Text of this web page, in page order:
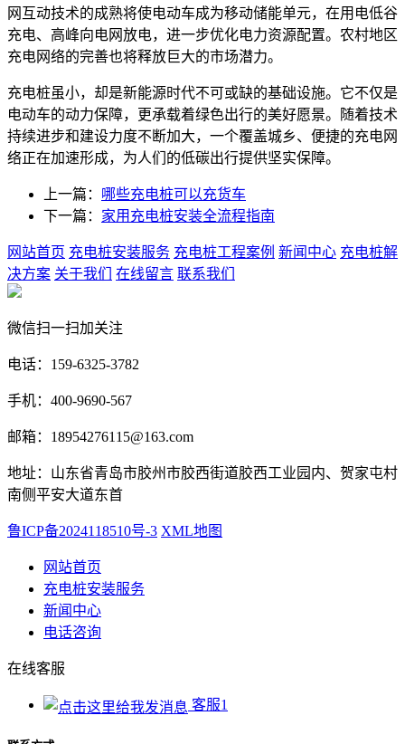
网互动技术的成熟将使电动车成为移动储能单元，在用电低谷
充电、高峰向电网放电，进一步优化电力资源配置。农村地区
充电网络的完善也将释放巨大的市场潜力。
充电桩虽小，却是新能源时代不可或缺的基础设施。它不仅是
电动车的动力保障，更承载着绿色出行的美好愿景。随着技术
持续进步和建设力度不断加大，一个覆盖城乡、便捷的充电网
络正在加速形成，为人们的低碳出行提供坚实保障。
上一篇： 哪些充电桩可以充货车
下一篇： 家用充电桩安装全流程指南
网站首页 充电桩安装服务 充电桩工程案例 新闻中心 充电桩解
决方案 关于我们 在线留言 联系我们
微信扫一扫加关注
电话：159-6325-3782
手机：400-9690-567
邮箱：18954276115@163.com
地址：山东省青岛市胶州市胶西街道胶西工业园内、贺家屯村
南侧平安大道东首
鲁ICP备2024118510号-3 XML地图
网站首页
充电桩安装服务
新闻中心
电话咨询
在线客服
客服1